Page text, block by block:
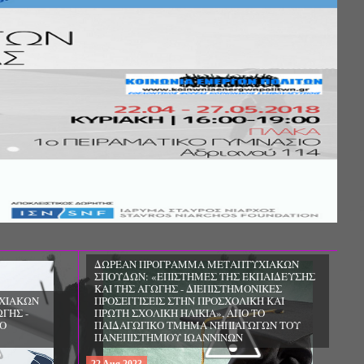
ΔΩΡΕΑΝ ΠΡΟΓΡΑΜΜΑ ΜΕΤΑΠΤΥΧΙΑΚΩΝ
ΣΠΟΥΔΩΝ: «ΕΠΙΣΤΗΜΕΣ ΤΗΣ ΕΚΠΑΙΔΕΥΣΗΣ
ΚΑΙ ΤΗΣ ΑΓΩΓΗΣ - ΔΙΕΠΙΣΤΗΜΟΝΙΚΕΣ
ΠΡΟΣΕΓΓΙΣΕΙΣ ΣΤΗΝ ΠΡΟΣΧΟΛΙΚΗ ΚΑΙ
ΠΡΩΤΗ ΣΧΟΛΙΚΗ ΗΛΙΚΙΑ», ΑΠΟ ΤΟ
ΠΑΙΔΑΓΩΓΙΚΟ ΤΜΗΜΑ ΝΗΠΙΑΓΩΓΩΝ ΤΟΥ
ΠΑΝΕΠΙΣΤΗΜΙΟΥ ΙΩΑΝΝΙΝΩΝ
ΑΠΟ ΤΗΝ